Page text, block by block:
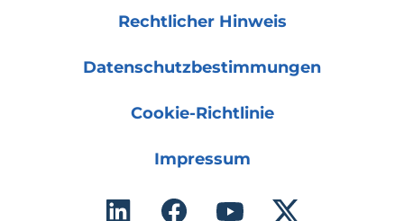
Rechtlicher Hinweis
Datenschutzbestimmungen
Cookie-Richtlinie
Impressum